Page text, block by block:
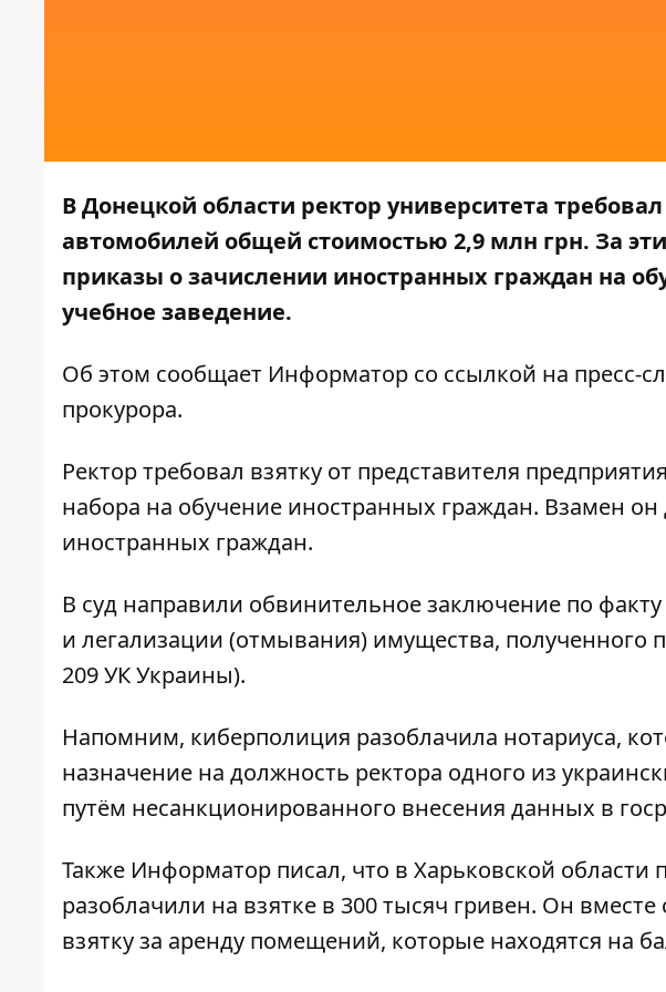
В Донецкой области ректор университета
автомобилей общей стоимостью 2,9 млн грн. За
приказы о зачислении иностранных граждан на
учебное заведение.
Об этом сообщает Информатор со ссылкой на пресс-
прокурора.
Ректор требовал взятку от представителя
набора на обучение иностранных граждан. Взамен
иностранных граждан.
В суд направили обвинительное заключение по
и легализации (отмывания) имущества, полученного
209 УК Украины).
Напомним, киберполиция разоблачила нотариуса,
назначение на должность ректора одного из
путём несанкционированного внесения данных в
Также Информатор писал, что в Харьковской области
разоблачили на взятке в 300 тысяч гривен. Он вместе
взятку за аренду помещений, которые находятся на